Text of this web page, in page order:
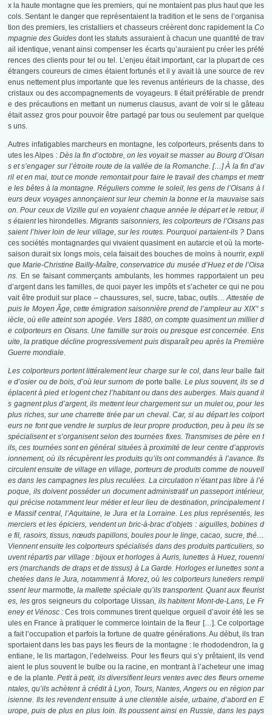
x la haute montagne que les premiers, qui ne montaient pas plus haut que les
cols. Sentant le danger que représentaient la tradition et le sens de l’organisa
tion des premiers, les cristalliers et chasseurs créèrent donc rapidement la Co
mpagnie des Guides dont les statuts assuraient à chacun une quantité de trav
ail identique, venant ainsi compenser les écarts qu’auraient pu créer les préfé
rences des clients pour tel ou tel. L’enjeu était important, car la plupart de ces
étrangers coureurs de cimes étaient fortunés et il y avait là une source de rev
enus nettement plus importante que les revenus antérieurs de la chasse, des
cristaux ou des accompagnements de voyageurs. Il était préférable de prendr
e des précautions en mettant un numerus clausus, avant de voir si le gâteau
était assez gros pour pouvoir être partagé par tous ou seulement par quelque
s uns.
Autres infatigables marcheurs en montagne, les colporteurs, présents dans to
utes les Alpes : Dès la fin d’octobre, on les voyait se masser au Bourg d’Oisan
s et s’engager sur l’étroite route de la vallée de la Romanche. […] À la fin d’av
ril et en mai, tout ce monde remontait pour faire le travail des champs et mettr
e les bêtes à la montagne. Réguliers comme le soleil, les gens de l’Oisans à l
eurs deux voyages annonçaient sur leur chemin la bonne et la mauvaise sais
on. Pour ceux de Vizille qui en voyaient chaque année le départ et le retour, il
s étaient les hirondelles. Migrants saisonniers, les colporteurs de l’Oisans pas
saient l’hiver loin de leur village, sur les routes. Pourquoi partaient-ils ? Dans
ces sociétés montagnardes qui vivaient quasiment en autarcie et où la morte-
saison durait six longs mois, cela faisait des bouches de moins à nourrir,expli
que Marie-Christine Bailly-Maître, conservatrice du musée d’Huez et de l’Oisa
ns. En se faisant commerçants ambulants, les hommes rapportaient un peu
d’argent dans les familles, de quoi payer les impôts et s’acheter ce qui ne pou
vait être produit sur place – chaussures, sel, sucre, tabac, outils…Attestée de
puis le Moyen Âge, cette émigration saisonnière prend de l’ampleur au XIX° s
iècle, où elle atteint son apogée. Vers 1880, on compte quasiment un millier d
e colporteurs en Oisans. Une famille sur trois ou presque est concernée. Ens
uite, la pratique décline progressivement puis disparaît peu après la Première
Guerre mondiale.
Les colporteurs portent littéralement leur charge sur le col, dans leur balle fait
e d’osier ou de bois, d’où leur surnom de porte balle. Le plus souvent, ils se d
éplacent à pied et logent chez l’habitant ou dans des auberges. Mais quand il
s gagnent plus d’argent, ils mettent leur chargement sur un mulet ou, pour les
plus riches, sur une charrette tirée par un cheval. Car, si au départ les colport
eurs ne font que vendre le surplus de leur propre production, peu à peu ils se
spécialisent et s’organisent selon des tournées fixes. Transmises de père en f
ils, ces tournées sont en général situées à proximité de leur centre d’approvis
ionnement, où ils récupèrent les produits qu’ils ont commandés à l’avance. Ils
circulent ensuite de village en village, porteurs de produits comme de nouvell
es dans les campagnes les plus reculées. La circulation n’étant pas libre à l’é
poque, ils doivent posséder un document administratif un passeport intérieur,
qui précise notamment leur métier et leur lieu de destination, principalement l
e Massif central, l’Aquitaine, le Jura et la Lorraine. Les plus représentés, les
merciers et les épiciers, vendent un bric-à-brac d’objets : aiguilles, bobines d
e fil, rasoirs, tissus, nœuds papillons, boules pour le linge, cacao, sucre, thé…
Viennent ensuite les colporteurs spécialisés dans des produits particuliers, so
uvent répartis par village : bijoux et horloges à Auris, lunettes à Huez, rouenni
ers (marchands de draps et de tissus) à La Garde. Horloges et lunettes sont a
chetées dans le Jura, notamment à Morez, où les colporteurs lunetiers rempli
ssent leurmarmotte, la mallette spéciale qu’ils transportent. Quant aux fleurist
es, lesgros seigneurs du colportage Uissan, ils habitent Mont-de-Lans, Le Fr
eney et Vénosc : Ces trois communes tirent quelque orgueil d’avoir été les se
ules en France à pratiquer le commerce lointain de la fleur […]. Ce colportage
a fait l’occupation et parfois la fortune de quatre générations. Au début, ils tran
sportaient dans les bas pays les fleurs de la montagne : le rhododendron, la g
entiane, le lis martagon, l’edelweiss. Pour les fleurs qui s’y prêtaient, ils vend
aient le plus souvent le bulbe ou la racine, en montrant à l’acheteur une imag
e de la plante. Petit à petit, ils diversifient leurs ventes avec des fleurs orneme
ntales, qu’ils achètent à crédit à Lyon, Tours, Nantes, Angers ou en région par
isienne. Ils les revendent ensuite à une clientèle aisée, urbaine, d’abord en E
urope, puis de plus en plus loin. Ils poussent ainsi en Russie, dans les pays